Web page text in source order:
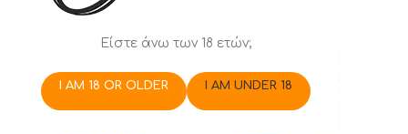
Είστε άνω των 18 ετών;
I AM 18 OR OLDER I AM UNDER 18